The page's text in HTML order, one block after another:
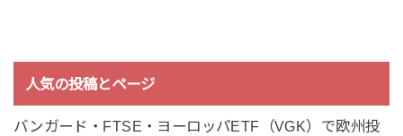
人気の投稿とページ
バンガード・FTSE・ヨーロッパETF（VGK）で欧州投